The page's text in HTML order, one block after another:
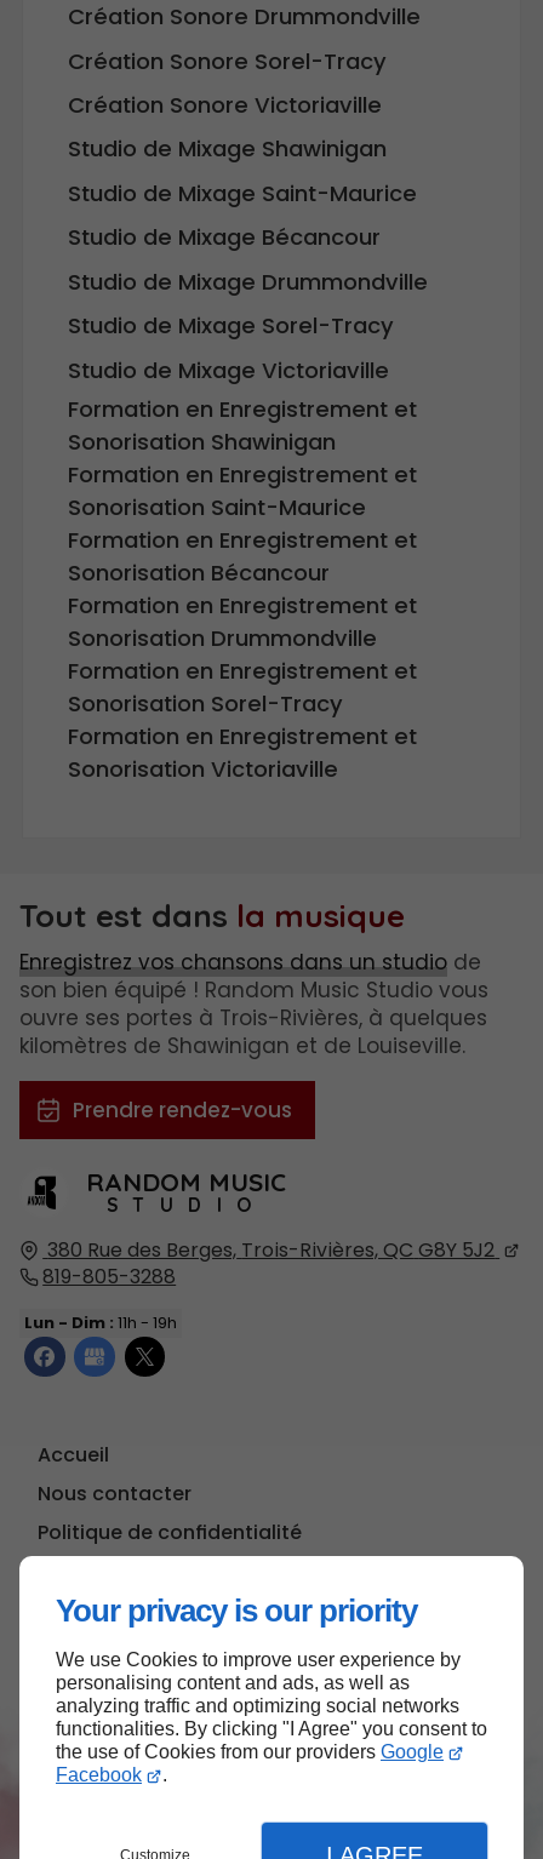
Your privacy is our priority
We use Cookies to improve user experience by
personalising content and ads, as well as
analyzing traffic and optimizing social networks
functionalities. By clicking "I Agree" you consent to
the use of Cookies from our providers Google
Facebook
.
Customize
Création Sonore Drummondville
Création Sonore Sorel-Tracy
Création Sonore Victoriaville
Studio de Mixage Shawinigan
Studio de Mixage Saint-Maurice
Studio de Mixage Bécancour
Studio de Mixage Drummondville
Studio de Mixage Sorel-Tracy
Studio de Mixage Victoriaville
Formation en Enregistrement et
Sonorisation Shawinigan
Formation en Enregistrement et
Sonorisation Saint-Maurice
Formation en Enregistrement et
Sonorisation Bécancour
Formation en Enregistrement et
Sonorisation Drummondville
Formation en Enregistrement et
Sonorisation Sorel-Tracy
Formation en Enregistrement et
Sonorisation Victoriaville
RANDOM MUSIC
STUDIO
380 Rue des Berges, Trois-Rivières, QC G8Y 5J2
819-805-3288
Lun - Dim : 11h - 19h
Accueil
Nous contacter
Politique de confidentialité
Tout est dans la musique
Enregistrez vos chansons dans un studio de
son bien équipé ! Random Music Studio vous
ouvre ses portes à Trois-Rivières, à quelques
kilomètres de Shawinigan et de Louiseville.
Prendre rendez-vous
Haut de page